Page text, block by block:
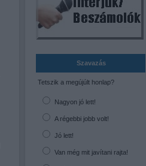
Szavazás
Tetszik a megújúlt honlap?
Nagyon jó lett!
A régebbi jobb volt!
Jó lett!
Van még mit javítani rajta!